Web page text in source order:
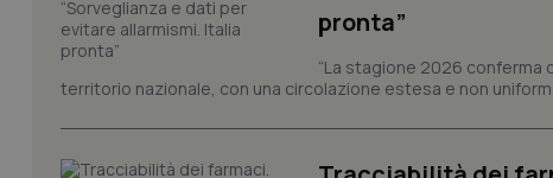
pronta”
“La stagione 2026 conferma
territorio nazionale, con una circolazione estesa e non
I cookie necessari
e l'accesso alle aree
Nome